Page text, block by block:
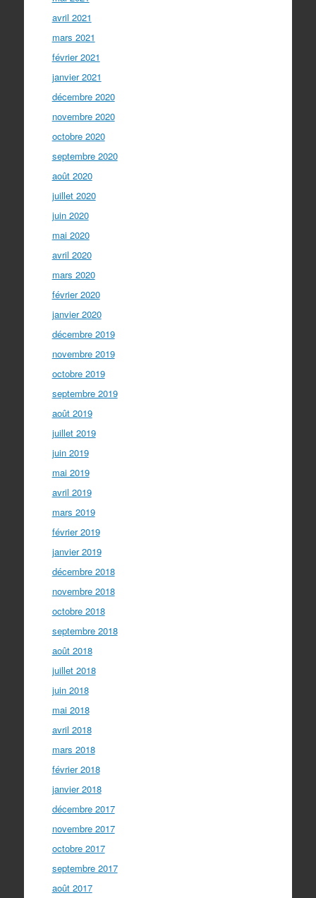
avril 2021
mars 2021
février 2021
janvier 2021
décembre 2020
novembre 2020
octobre 2020
septembre 2020
août 2020
juillet 2020
juin 2020
mai 2020
avril 2020
mars 2020
février 2020
janvier 2020
décembre 2019
novembre 2019
octobre 2019
septembre 2019
août 2019
juillet 2019
juin 2019
mai 2019
avril 2019
mars 2019
février 2019
janvier 2019
décembre 2018
novembre 2018
octobre 2018
septembre 2018
août 2018
juillet 2018
juin 2018
mai 2018
avril 2018
mars 2018
février 2018
janvier 2018
décembre 2017
novembre 2017
octobre 2017
septembre 2017
août 2017